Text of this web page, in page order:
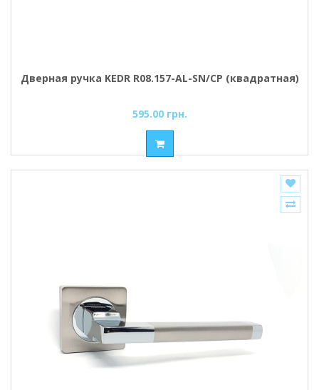
Дверная ручка KEDR R08.157-AL-SN/CP (квадратная)
595.00 грн.